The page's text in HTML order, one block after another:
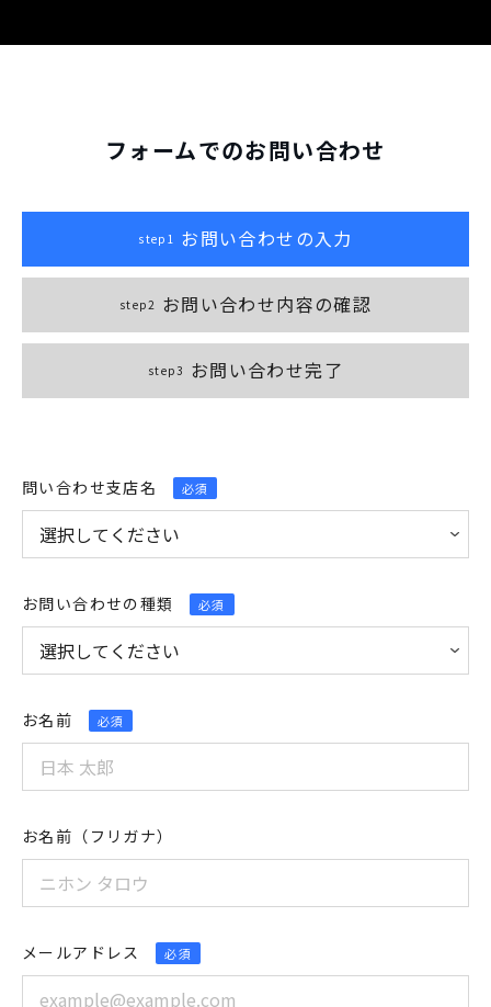
フォームでのお問い合わせ
step1 お問い合わせの入力
step2 お問い合わせ内容の確認
step3 お問い合わせ完了
問い合わせ支店名 必須
お問い合わせの種類 必須
お名前 必須
お名前（フリガナ）
メールアドレス 必須